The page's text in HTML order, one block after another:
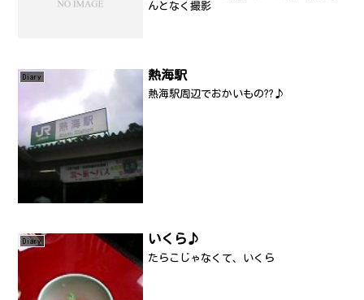
んとなく撮影
Diary 熱海駅
熱海駅周辺でおかいもの??♪
Diary いくら♪
たらこじゃなくて、いくら